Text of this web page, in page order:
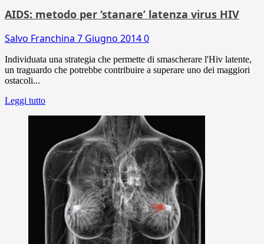
AIDS: metodo per ‘stanare’ latenza virus HIV
Salvo Franchina 7 Giugno 20140
Individuata una strategia che permette di smascherare l'Hiv latente,
un traguardo che potrebbe contribuire a superare uno dei maggiori
ostacoli...
Leggi tutto